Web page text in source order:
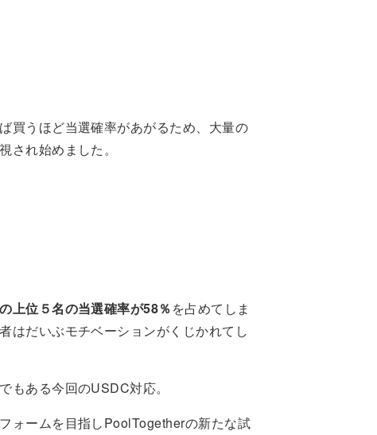
買うほど当選確率があがるため、大量の
され始めました。
上位５名の当選確率が58％ を占めてしま
はだいぶモチベーションがくじかれてし
もある今回のUSDC対応。
ォームを目指しPoolTogetherの新たな試